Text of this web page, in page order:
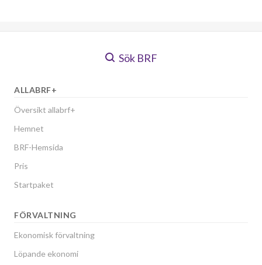
Sök BRF
ALLABRF+
Översikt allabrf+
Hemnet
BRF-Hemsida
Pris
Startpaket
FÖRVALTNING
Ekonomisk förvaltning
Löpande ekonomi